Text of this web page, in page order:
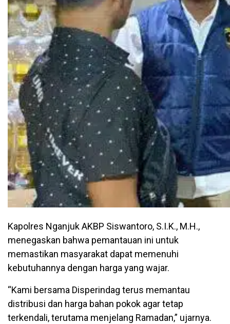
Kapolres Nganjuk AKBP Siswantoro, S.I.K., M.H.,
menegaskan bahwa pemantauan ini untuk
memastikan masyarakat dapat memenuhi
kebutuhannya dengan harga yang wajar.
“Kami bersama Disperindag terus memantau
distribusi dan harga bahan pokok agar tetap
terkendali, terutama menjelang Ramadan,” ujarnya.